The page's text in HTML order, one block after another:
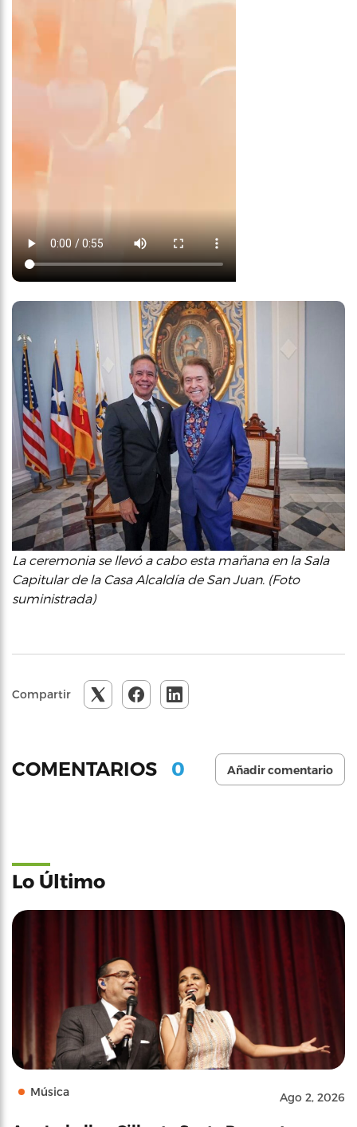
La ceremonia se llevó a cabo esta mañana en la Sala
Capitular de la Casa Alcaldía de San Juan. (Foto
suministrada)
Compartir
COMENTARIOS 0 Añadir comentario
Lo Último
Música Ago 2, 2026